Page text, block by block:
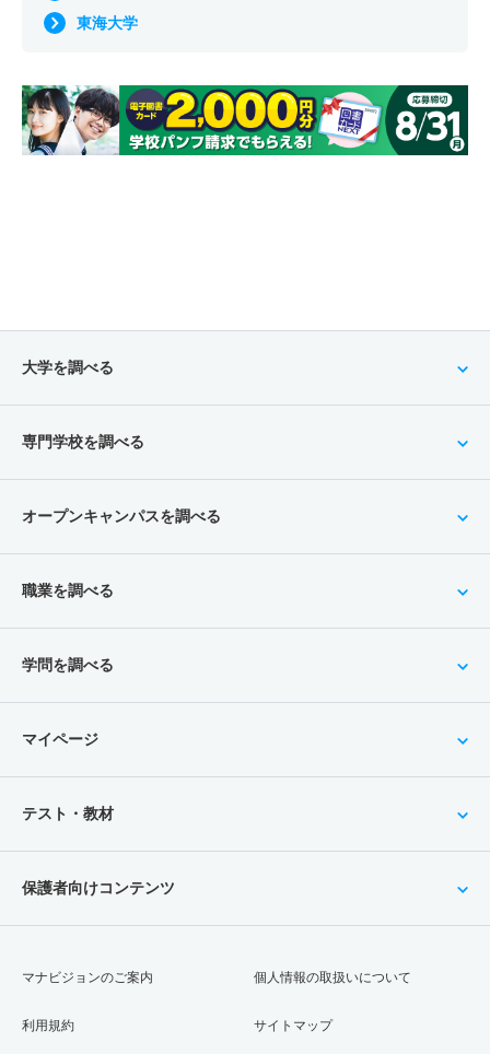
東海大学
大学を調べる
専門学校を調べる
オープンキャンパスを調べる
職業を調べる
学問を調べる
マイページ
テスト・教材
保護者向けコンテンツ
マナビジョンのご案内
利用規約
個人情報の取扱いについて
サイトマップ